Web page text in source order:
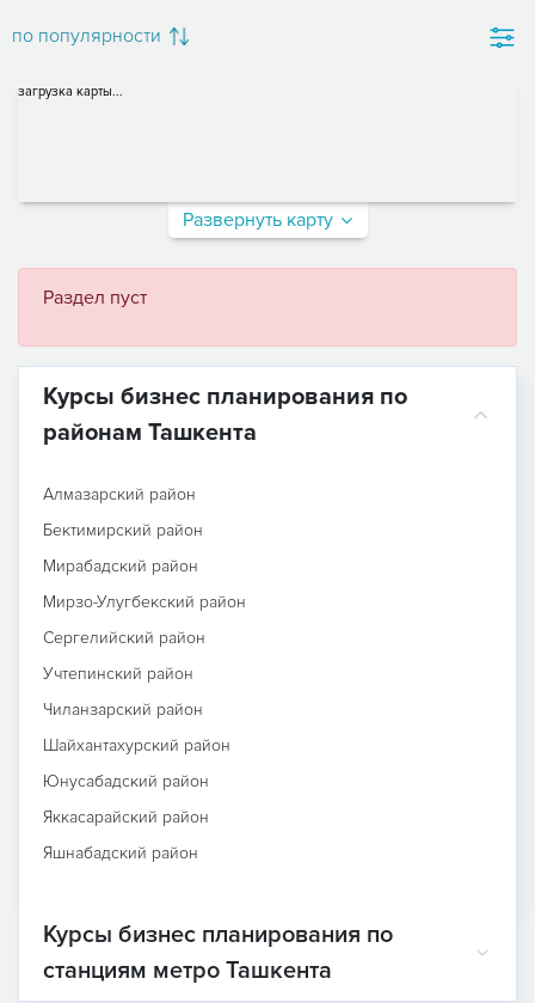
по популярности
загрузка карты...
Развернуть карту
Раздел пуст
Курсы бизнес планирования по
районам Ташкента
Алмазарский район
Бектимирский район
Мирабадский район
Мирзо-Улугбекский район
Сергелийский район
Учтепинский район
Чиланзарский район
Шайхантахурский район
Юнусабадский район
Яккасарайский район
Яшнабадский район
Курсы бизнес планирования по
станциям метро Ташкента